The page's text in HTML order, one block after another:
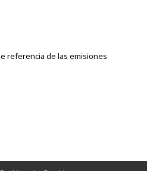
referencia de las emisiones